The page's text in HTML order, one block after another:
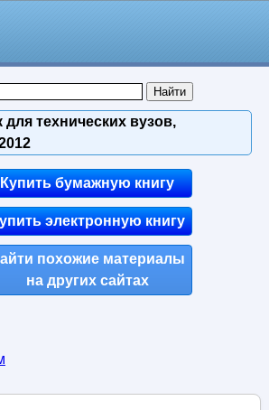
технических вузов,
Купить бумажную книгу
электронную книгу
похожие материалы
на других сайтах